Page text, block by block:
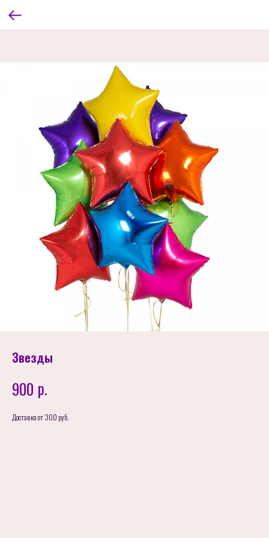
Звезды
900 р.
Доставка от 300 руб.